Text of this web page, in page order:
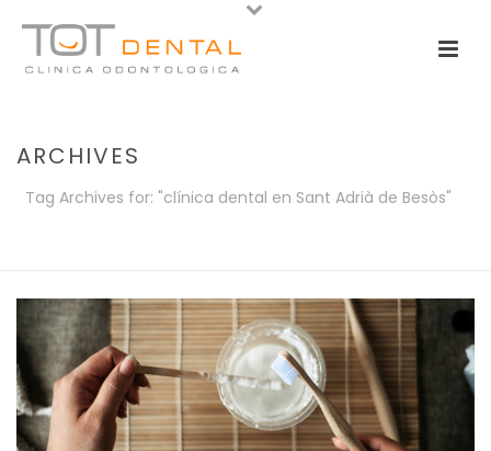
ARCHIVES
Tag Archives for: "clínica dental en Sant Adrià de Besòs"